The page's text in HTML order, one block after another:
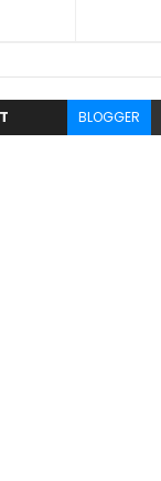
BLOGGER